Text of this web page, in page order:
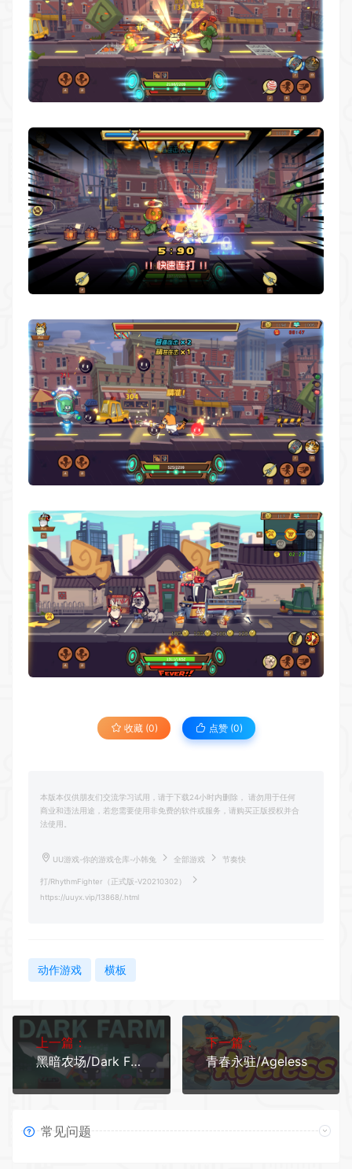
收藏 (0) 点赞 (0)
本版本仅供朋友们交流学习试用，请于下载24小时内删除， 请勿用于任何
商业和违法用途，若您需要使用非免费的软件或服务，请购买正版授权并合
法使用。
UU游戏-你的游戏仓库-小韩兔 全部游戏 节奏快
打/RhythmFighter（正式版-V20210302）
https://uuyx.vip/13868/.html
动作游戏 横板
上一篇：
黑暗农场/Dark Farm
下一篇：
青春永驻/Ageless
常见问题